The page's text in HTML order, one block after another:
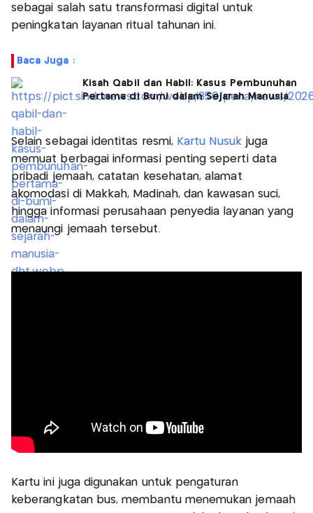
sebagai salah satu transformasi digital untuk
peningkatan layanan ritual tahunan ini.
Baca Juga :
Kisah Qabil dan Habil: Kasus Pembunuhan
Pertama di Bumi dalam Sejarah Manusia
Selain sebagai identitas resmi, Kartu Nusukjuga
memuat berbagai informasi penting seperti data
pribadi jemaah, catatan kesehatan, alamat
akomodasi di Makkah, Madinah, dan kawasan suci,
hingga informasi perusahaan penyedia layanan yang
menaungi jemaah tersebut.
Kartu ini juga digunakan untuk pengaturan
keberangkatan bus, membantu menemukan jemaah